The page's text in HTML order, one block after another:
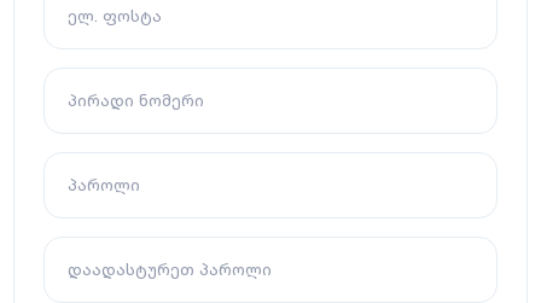
ელ. ფოსტა
პირადი ნომერი
პაროლი
დაადასტურეთ პაროლი